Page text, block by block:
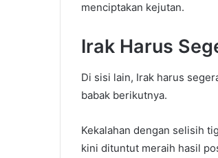
menciptakan kejutan.
Irak Harus
Di sisi lain, Irak harus
babak berikutnya.
Kekalahan dengan selisih
kini dituntut meraih hasil